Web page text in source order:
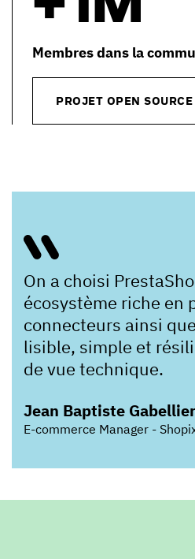
Membres dans la
PROJET OPEN SOURCE
On a choisi
écosystème riche en
connecteurs ainsi
lisible, simple et
de vue technique.
Jean Baptiste
E-commerce Manager -